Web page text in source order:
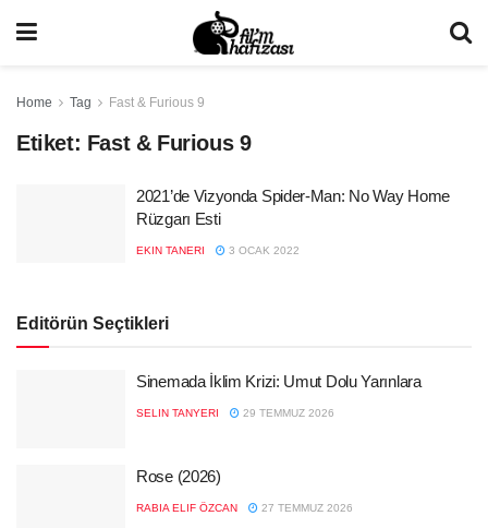
Home Tag Fast & Furious 9
Etiket: Fast & Furious 9
2021’de Vizyonda Spider-Man: No Way Home
Rüzgarı Esti
EKIN TANERI 3 OCAK 2022
Editörün Seçtikleri
Sinemada İklim Krizi: Umut Dolu Yarınlara
SELIN TANYERI 29 TEMMUZ 2026
Rose (2026)
RABIA ELIF ÖZCAN 27 TEMMUZ 2026